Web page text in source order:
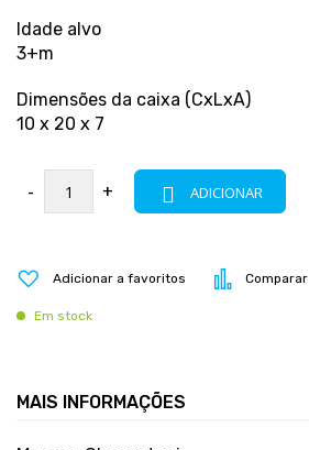
Idade alvo
3+m
Dimensões da caixa (CxLxA)
10 x 20 x 7
- + ADICIONAR
Adicionar a favoritos Comparar
Em stock
MAIS INFORMAÇÕES